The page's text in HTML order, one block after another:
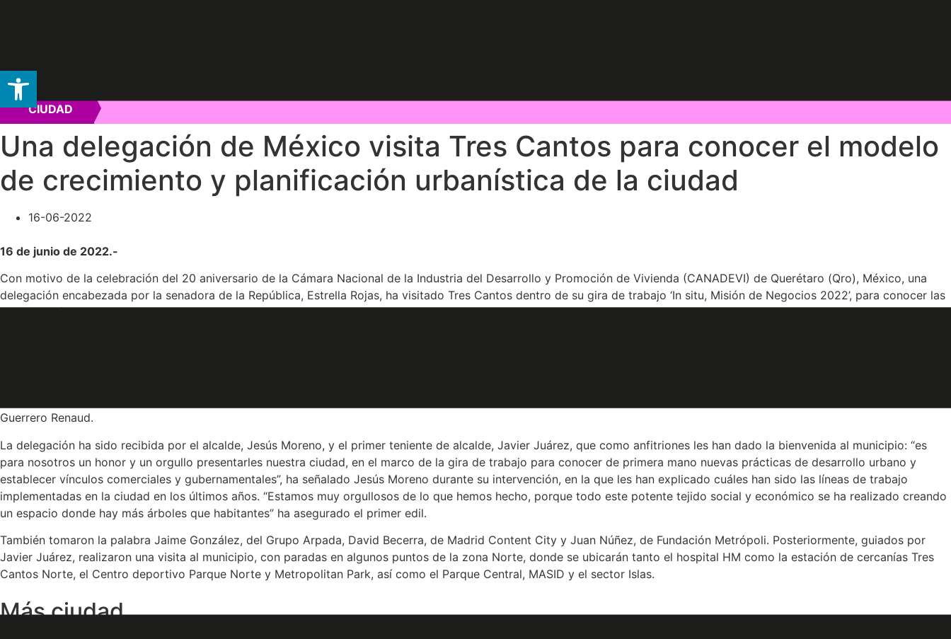
contenido
CIUDAD
Una delegación de México visita Tres Cantos para conocer el modelo
de crecimiento y planificación urbanística de la ciudad
16-06-2022
16 de junio de 2022.-
Con motivo de la celebración del 20 aniversario de la Cámara Nacional de la Industria del Desarrollo y Promoción de Vivienda (CANADEVI) de Querétaro (Qro), México, una
delegación encabezada por la senadora de la República, Estrella Rojas, ha visitado Tres Cantos dentro de su gira de trabajo ‘In situ, Misión de Negocios 2022’, para conocer las
mejores prácticas de desarrollo urbano a nivel mundial.
Guerrero Renaud.
La delegación ha sido recibida por el alcalde, Jesús Moreno, y el primer teniente de alcalde, Javier Juárez, que como anfitriones les han dado la bienvenida al municipio: “es
para nosotros un honor y un orgullo presentarles nuestra ciudad, en el marco de la gira de trabajo para conocer de primera mano nuevas prácticas de desarrollo urbano y
establecer vínculos comerciales y gubernamentales”, ha señalado Jesús Moreno durante su intervención, en la que les han explicado cuáles han sido las líneas de trabajo
implementadas en la ciudad en los últimos años. “Estamos muy orgullosos de lo que hemos hecho, porque todo este potente tejido social y económico se ha realizado creando
un espacio donde hay más árboles que habitantes” ha asegurado el primer edil.
También tomaron la palabra Jaime González, del Grupo Arpada, David Becerra, de Madrid Content City y Juan Núñez, de Fundación Metrópoli. Posteriormente, guiados por
Javier Juárez, realizaron una visita al municipio, con paradas en algunos puntos de la zona Norte, donde se ubicarán tanto el hospital HM como la estación de cercanías Tres
Cantos Norte, el Centro deportivo Parque Norte y Metropolitan Park, así como el Parque Central, MASID y el sector Islas.
Más ciudad
Abrir barra de herramientas